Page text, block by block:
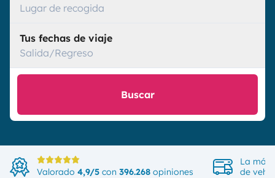
Lugar de recogida
Tus fechas de viaje
Salida/Regreso
Buscar
Valorado 4,9/5 con 396.268 opiniones
La más
de